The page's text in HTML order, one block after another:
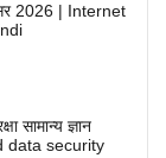
2026 | Internet
सामान्य ज्ञान
data security